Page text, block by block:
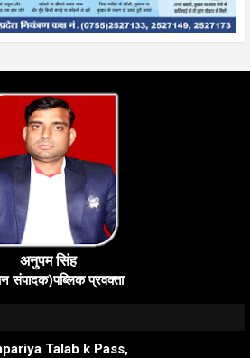
अनुपम सिंह
संपादक)पब्लिक प्रवक्ता
Talab k Pass,